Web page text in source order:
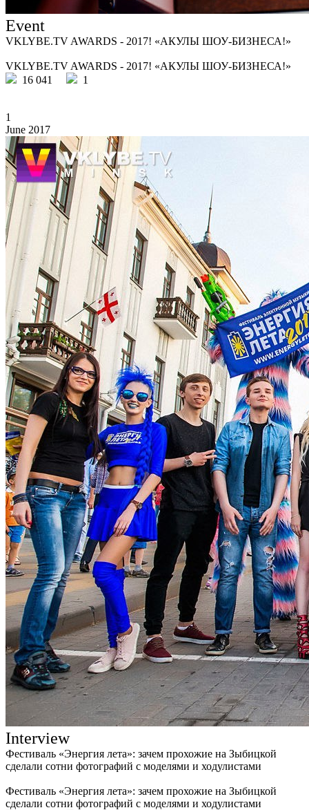
Event
VKLYBE.TV AWARDS - 2017! «АКУЛЫ ШОУ-БИЗНЕСА!»
VKLYBE.TV AWARDS - 2017! «АКУЛЫ ШОУ-БИЗНЕСА!»
16 041
1
1
June 2017
Interview
Фестиваль «Энергия лета»: зачем прохожие на Зыбицкой
сделали сотни фотографий с моделями и ходулистами
Фестиваль «Энергия лета»: зачем прохожие на Зыбицкой
сделали сотни фотографий с моделями и ходулистами